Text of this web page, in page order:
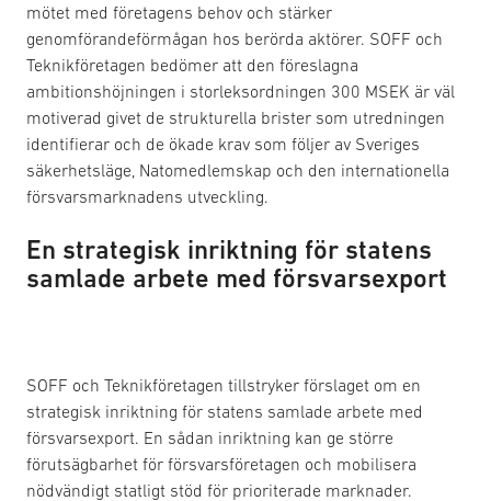
mötet med företagens behov och stärker
genomförandeförmågan hos berörda aktörer. SOFF och
Teknikföretagen bedömer att den föreslagna
ambitionshöjningen i storleksordningen 300 MSEK är väl
motiverad givet de strukturella brister som utredningen
identifierar och de ökade krav som följer av Sveriges
säkerhetsläge, Natomedlemskap och den internationella
försvarsmarknadens utveckling.
En strategisk inriktning för statens
samlade arbete med försvarsexport
SOFF och Teknikföretagen tillstryker förslaget om en
strategisk inriktning för statens samlade arbete med
försvarsexport. En sådan inriktning kan ge större
förutsägbarhet för försvarsföretagen och mobilisera
nödvändigt statligt stöd för prioriterade marknader.